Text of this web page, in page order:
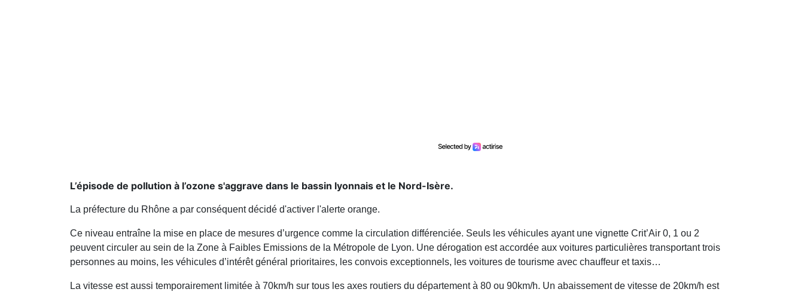
L’épisode de pollution à l’ozone s'aggrave dans le bassin lyonnais et le Nord-Isère.
La préfecture du Rhône a par conséquent décidé d'activer l'alerte orange.
Ce niveau entraîne la mise en place de mesures d’urgence comme la circulation différenciée. Seuls les véhicules ayant une vignette Crit’Air 0, 1 ou 2
peuvent circuler au sein de la Zone à Faibles Emissions de la Métropole de Lyon. Une dérogation est accordée aux voitures particulières transportant trois
personnes au moins, les véhicules d’intérêt général prioritaires, les convois exceptionnels, les voitures de tourisme avec chauffeur et taxis…
La vitesse est aussi temporairement limitée à 70km/h sur tous les axes routiers du département à 80 ou 90km/h. Un abaissement de vitesse de 20km/h est